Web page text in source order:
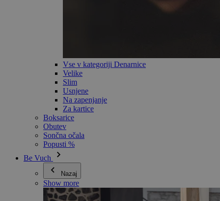
Vse v kategoriji Denarnice
Velike
Slim
Usnjene
Na zapenjanje
Za kartice
Boksarice
Obutev
Sončna očala
Popusti %
Be Vuch
Nazaj
Show more